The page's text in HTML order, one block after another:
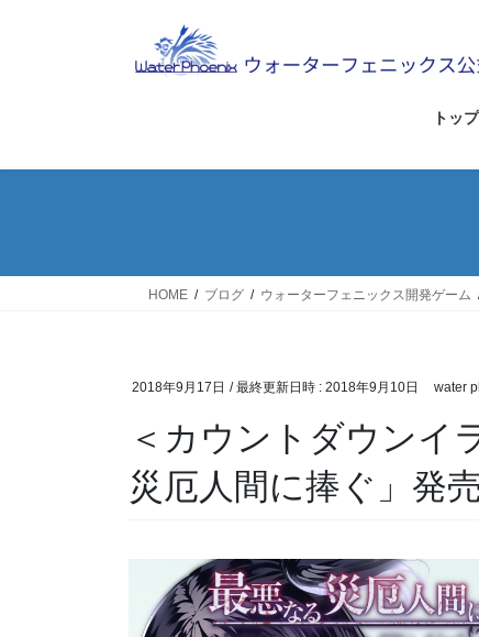
ス
ン
トッ
HOME ブログ ウォーターフェニックス開発ゲーム
2018年9月17日 / 最終更新日時 : 2018年9月10日 water
＜カウントダウンイ
災厄人間に捧ぐ」発